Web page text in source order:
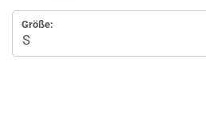
Größe: